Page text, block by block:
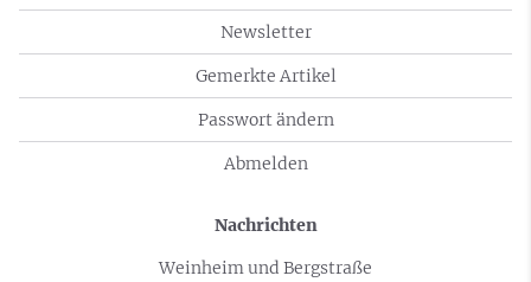
Newsletter
Gemerkte Artikel
Passwort ändern
Abmelden
Nachrichten
Weinheim und Bergstraße